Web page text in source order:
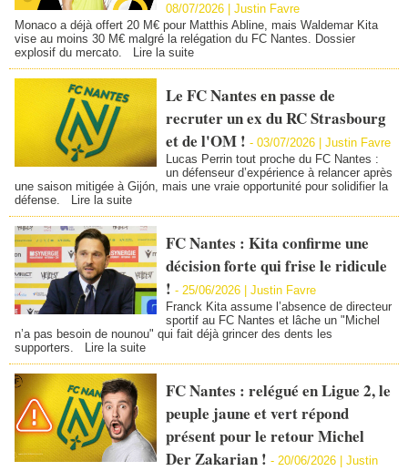
08/07/2026 |Justin Favre
Monaco a déjà offert 20 M€ pour Matthis Abline, mais Waldemar Kita
vise au moins 30 M€ malgré la relégation du FC Nantes. Dossier
explosif du mercato.
Lire la suite
Le FC Nantes en passe de
recruter un ex du RC Strasbourg
et de l'OM ! - 03/07/2026 |Justin Favre
Lucas Perrin tout proche du FC Nantes :
un défenseur d’expérience à relancer après
une saison mitigée à Gijón, mais une vraie opportunité pour solidifier la
défense.
Lire la suite
FC Nantes : Kita confirme une
décision forte qui frise le ridicule
! - 25/06/2026 |Justin Favre
Franck Kita assume l’absence de directeur
sportif au FC Nantes et lâche un "Michel
n’a pas besoin de nounou" qui fait déjà grincer des dents les
supporters.
Lire la suite
FC Nantes : relégué en Ligue 2, le
peuple jaune et vert répond
présent pour le retour Michel
Der Zakarian ! - 20/06/2026 |Justin